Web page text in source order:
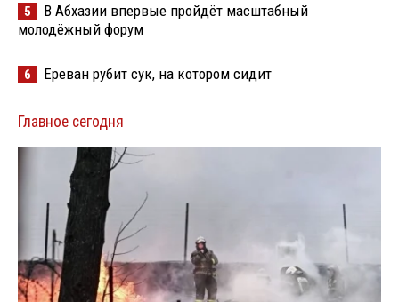
5
В Абхазии впервые пройдёт масштабный
молодёжный форум
6 Ереван рубит сук, на котором сидит
Главное сегодня